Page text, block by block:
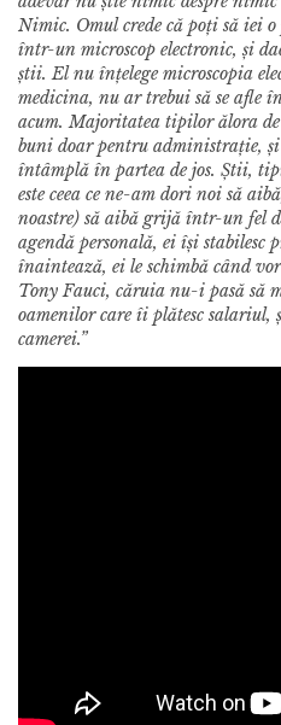
Nimic. Omul crede că poți să iei o
într-un microscop electronic, și
știi. El nu înțelege microscopia
medicina, nu ar trebui să se afle
acum. Majoritatea tipilor ălora
buni doar pentru administrație, și
întâmplă în partea de jos. Știi,
este ceea ce ne-am dori noi să
noastre) să aibă grijă într-un fel
agendă personală, ei își stabilesc
înaintează, ei le schimbă când
Tony Fauci, căruia nu-i pasă să
oamenilor care îi plătesc
camerei.”